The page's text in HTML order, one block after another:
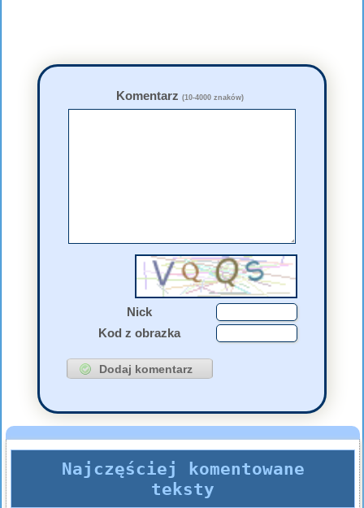
Komentarz (10-4000 znaków)
Nick
Kod z obrazka
Najczęściej komentowane
teksty